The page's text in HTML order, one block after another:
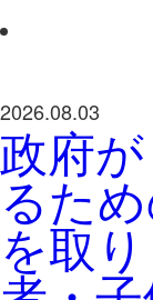
2026.08.03
政府
るた
を取